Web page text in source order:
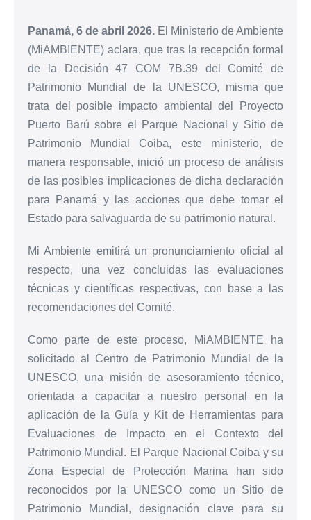
Panamá, 6 de abril 2026. El Ministerio de Ambiente
(MiAMBIENTE) aclara, que tras la recepción formal
de la Decisión 47 COM 7B.39 del Comité de
Patrimonio Mundial de la UNESCO, misma que
trata del posible impacto ambiental del Proyecto
Puerto Barú sobre el Parque Nacional y Sitio de
Patrimonio Mundial Coiba, este ministerio, de
manera responsable, inició un proceso de análisis
de las posibles implicaciones de dicha declaración
para Panamá y las acciones que debe tomar el
Estado para salvaguarda de su patrimonio natural.
Mi Ambiente emitirá un pronunciamiento oficial al
respecto, una vez concluidas las evaluaciones
técnicas y científicas respectivas, con base a las
recomendaciones del Comité.
Como parte de este proceso, MiAMBIENTE ha
solicitado al Centro de Patrimonio Mundial de la
UNESCO, una misión de asesoramiento técnico,
orientada a capacitar a nuestro personal en la
aplicación de la Guía y Kit de Herramientas para
Evaluaciones de Impacto en el Contexto del
Patrimonio Mundial. El Parque Nacional Coiba y su
Zona Especial de Protección Marina han sido
reconocidos por la UNESCO como un Sitio de
Patrimonio Mundial, designación clave para su